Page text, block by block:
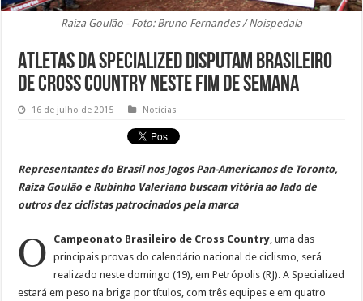
Raiza Goulão - Foto: Bruno Fernandes / Noispedala
Atletas da Specialized disputam Brasileiro
de Cross Country neste fim de semana
16 de julho de 2015 Notícias
Representantes do Brasil nos Jogos Pan-Americanos de Toronto,
Raiza Goulão e Rubinho Valeriano buscam vitória ao lado de
outros dez ciclistas patrocinados pela marca
O Campeonato Brasileiro de Cross Country, uma das
principais provas do calendário nacional de ciclismo, será
realizado neste domingo (19), em Petrópolis (RJ). A Specialized
estará em peso na briga por títulos, com três equipes e em quatro